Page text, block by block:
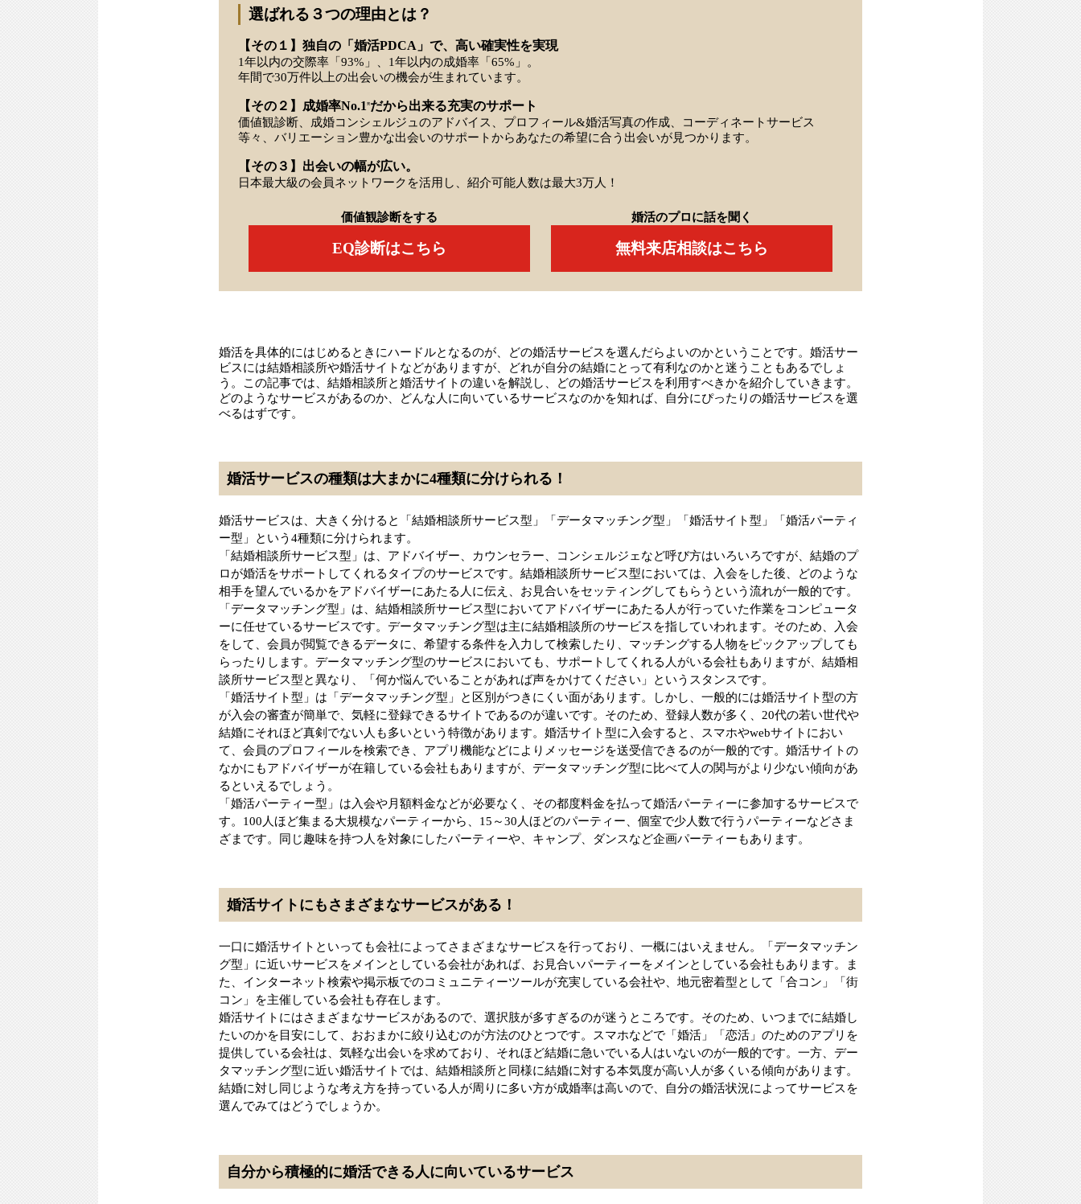
選ばれる３つの理由とは？
【その１】独自の「婚活PDCA」で、高い確実性を実現
1年以内の交際率「93%」、1年以内の成婚率「65%」。
年間で30万件以上の出会いの機会が生まれています。
【その２】成婚率No.1 ※ だから出来る充実のサポート
価値観診断、成婚コンシェルジュのアドバイス、プロフィール&婚活写真の作成、コーディネートサービス
等々、バリエーション豊かな出会いのサポートからあなたの希望に合う出会いが見つかります。
【その３】出会いの幅が広い。
日本最大級の会員ネットワークを活用し、紹介可能人数は最大3万人！
価値観診断をする
EQ診断はこちら
婚活のプロに話を聞く
無料来店相談はこちら
婚活を具体的にはじめるときにハードルとなるのが、どの婚活サービスを選んだらよいのかということです。婚活サー
ビスには結婚相談所や婚活サイトなどがありますが、どれが自分の結婚にとって有利なのかと迷うこともあるでしょ
う。この記事では、結婚相談所と婚活サイトの違いを解説し、どの婚活サービスを利用すべきかを紹介していきます。
どのようなサービスがあるのか、どんな人に向いているサービスなのかを知れば、自分にぴったりの婚活サービスを選
べるはずです。
婚活サービスの種類は大まかに4種類に分けられる！
婚活サービスは、大きく分けると「結婚相談所サービス型」「データマッチング型」「婚活サイト型」「婚活パーティ
ー型」という4種類に分けられます。
「結婚相談所サービス型」は、アドバイザー、カウンセラー、コンシェルジェなど呼び方はいろいろですが、結婚のプ
ロが婚活をサポートしてくれるタイプのサービスです。結婚相談所サービス型においては、入会をした後、どのような
相手を望んでいるかをアドバイザーにあたる人に伝え、お見合いをセッティングしてもらうという流れが一般的です。
「データマッチング型」は、結婚相談所サービス型においてアドバイザーにあたる人が行っていた作業をコンピュータ
ーに任せているサービスです。データマッチング型は主に結婚相談所のサービスを指していわれます。そのため、入会
をして、会員が閲覧できるデータに、希望する条件を入力して検索したり、マッチングする人物をピックアップしても
らったりします。データマッチング型のサービスにおいても、サポートしてくれる人がいる会社もありますが、結婚相
談所サービス型と異なり、「何か悩んでいることがあれば声をかけてください」というスタンスです。
「婚活サイト型」は「データマッチング型」と区別がつきにくい面があります。しかし、一般的には婚活サイト型の方
が入会の審査が簡単で、気軽に登録できるサイトであるのが違いです。そのため、登録人数が多く、20代の若い世代や
結婚にそれほど真剣でない人も多いという特徴があります。婚活サイト型に入会すると、スマホやwebサイトにおい
て、会員のプロフィールを検索でき、アプリ機能などによりメッセージを送受信できるのが一般的です。婚活サイトの
なかにもアドバイザーが在籍している会社もありますが、データマッチング型に比べて人の関与がより少ない傾向があ
るといえるでしょう。
「婚活パーティー型」は入会や月額料金などが必要なく、その都度料金を払って婚活パーティーに参加するサービスで
す。100人ほど集まる大規模なパーティーから、15～30人ほどのパーティー、個室で少人数で行うパーティーなどさま
ざまです。同じ趣味を持つ人を対象にしたパーティーや、キャンプ、ダンスなど企画パーティーもあります。
婚活サイトにもさまざまなサービスがある！
一口に婚活サイトといっても会社によってさまざまなサービスを行っており、一概にはいえません。「データマッチン
グ型」に近いサービスをメインとしている会社があれば、お見合いパーティーをメインとしている会社もあります。ま
た、インターネット検索や掲示板でのコミュニティーツールが充実している会社や、地元密着型として「合コン」「街
コン」を主催している会社も存在します。
婚活サイトにはさまざまなサービスがあるので、選択肢が多すぎるのが迷うところです。そのため、いつまでに結婚し
たいのかを目安にして、おおまかに絞り込むのが方法のひとつです。スマホなどで「婚活」「恋活」のためのアプリを
提供している会社は、気軽な出会いを求めており、それほど結婚に急いでいる人はいないのが一般的です。一方、デー
タマッチング型に近い婚活サイトでは、結婚相談所と同様に結婚に対する本気度が高い人が多くいる傾向があります。
結婚に対し同じような考え方を持っている人が周りに多い方が成婚率は高いので、自分の婚活状況によってサービスを
選んでみてはどうでしょうか。
自分から積極的に婚活できる人に向いているサービス